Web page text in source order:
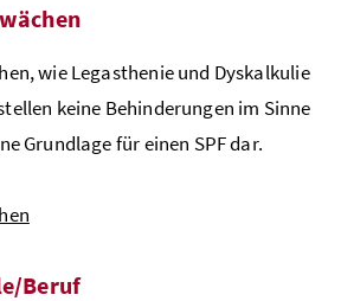
wie Legasthenie und Dyskalkulie
keine Behinderungen im Sinne
Grundlage für einen SPFdar.
Beruf